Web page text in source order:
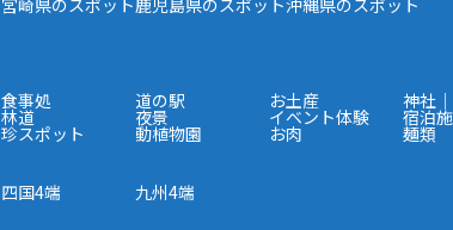
宮崎県のスポット鹿児島県のスポット沖縄県のスポット
食事処 道の駅 お土産 神社
林道 夜景 イベント体験 宿泊
珍スポット 動植物園 お肉 麺類
四国4端 九州4端